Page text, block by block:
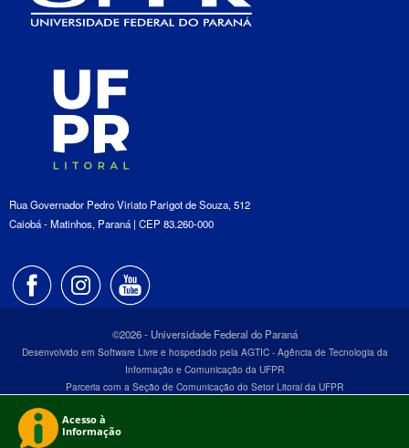
Rua Governador Pedro Viriato Parigot de Souza, 512
Caiobá - Matinhos, Paraná | CEP 83.260-000
©2026 - Universidade Federal do Paraná
Desenvolvido em Software Livre e hospedado pela AGTIC - Agência de Tecnologia da
Informação e Comunicação da UFPR
Parceria com a Seção de Comunicação do Setor Litoral da UFPR